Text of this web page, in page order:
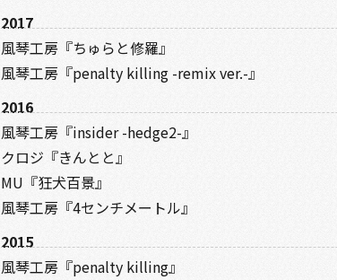
2017
風琴工房『ちゅらと修羅』
風琴工房『penalty killing -remix ver.-』
2016
風琴工房『insider -hedge2-』
クロジ『きんとと』
MU『狂犬百景』
風琴工房『4センチメートル』
2015
風琴工房『penalty killing』